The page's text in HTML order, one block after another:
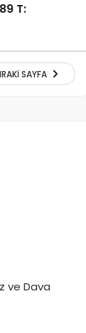
T:
SAYFA
ve Dava